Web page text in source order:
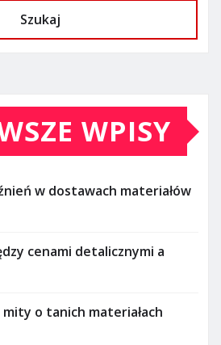
Szukaj
WPISY
w dostawach materiałów
cenami detalicznymi a
mity o tanich materiałach